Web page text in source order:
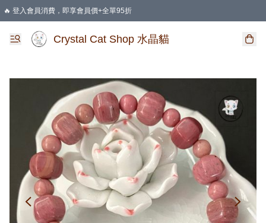
🔥 登入會員消費，即享會員價+全單95折
🛍️ 購物滿HKD 400 即享免運費優惠
Crystal Cat Shop 水晶貓